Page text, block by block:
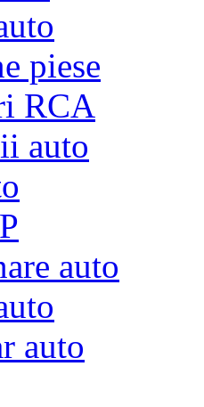
piese
RCA
auto
auto
auto